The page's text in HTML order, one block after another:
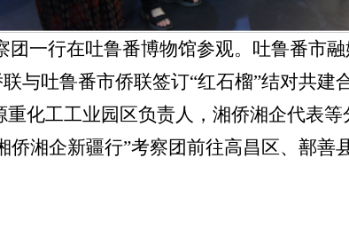
团一行在吐鲁番博物馆参观。吐鲁番市
与吐鲁番市侨联签订“红石榴”结对共建
化工工业园区负责人，湘侨湘企代表等
侨湘企新疆行”考察团前往高昌区、鄯善